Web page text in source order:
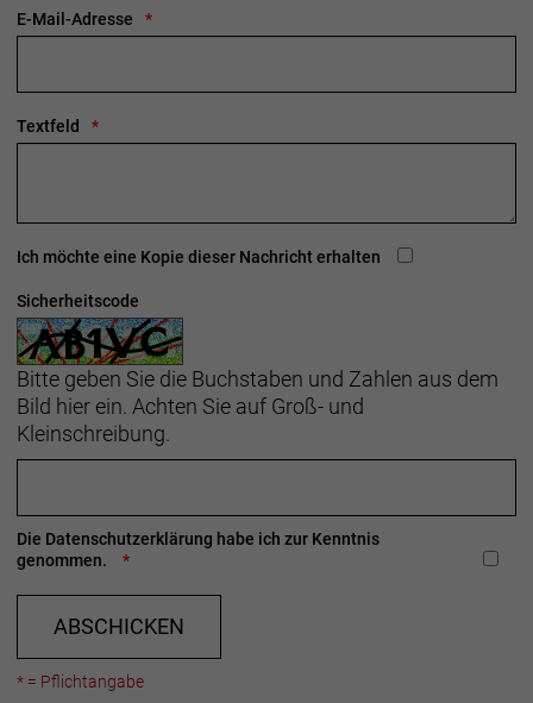
Telefon: 00800 8735 8735
E-Mail-Adresse
Textfeld
Ich möchte eine Kopie dieser Nachricht erhalten
Sicherheitscode
Bitte geben Sie die Buchstaben und Zahlen aus dem
Bild hier ein. Achten Sie auf Groß- und
Kleinschreibung.
Die Datenschutzerklärung habe ich zur Kenntnis
genommen.
ABSCHICKEN
* = Pflichtangabe